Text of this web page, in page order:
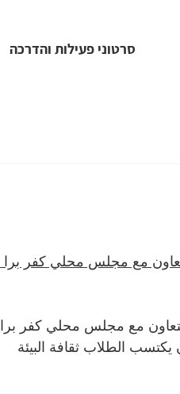
סרטוני פעילות והדרכה
مع مجلس محلي كفر برا
مع مجلس محلي كفر برا
الطلاب ثقافة البيئة